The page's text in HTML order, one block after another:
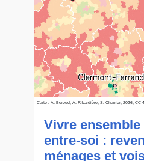
Carte : A. Beroud, A. Ribardière, S. Charrier, 2026, CC
Vivre
entre-soi :
ménages et